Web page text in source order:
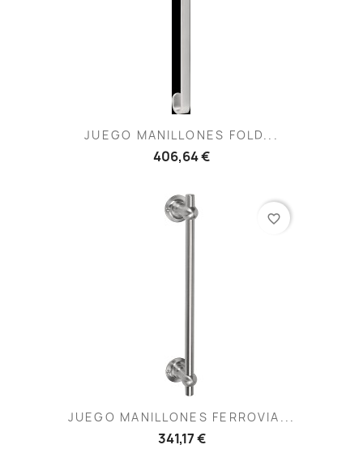
JUEGO MANILLONES FOLD...
406,64 €
JUEGO MANILLONES FERROVIA...
341,17 €
favorite_border